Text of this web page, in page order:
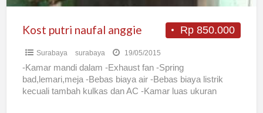
Rp 850.000
Kost putri naufal anggie
Surabaya surabaya 19/05/2015
-Kamar mandi dalam -Exhaust fan -Spring
bad,lemari,meja -Bebas biaya air -Bebas biaya listrik
kecuali tambah kulkas dan AC -Kamar luas ukuran